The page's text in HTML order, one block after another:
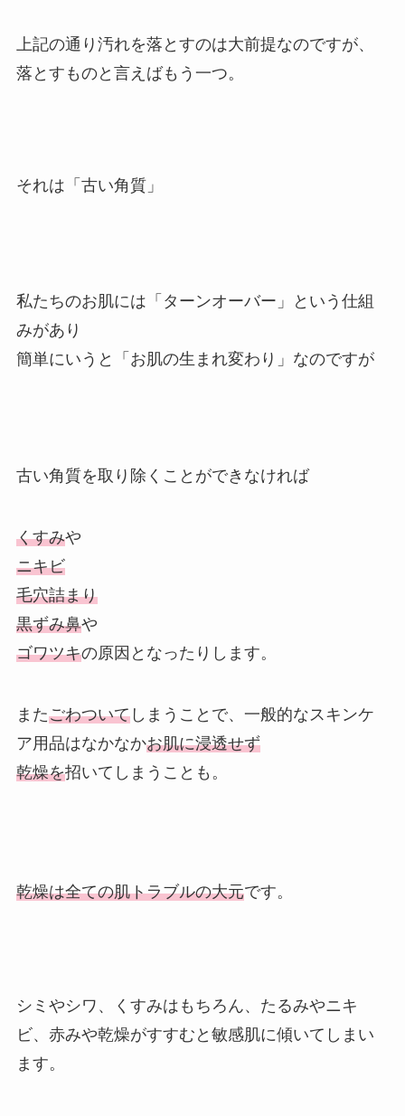
上記の通り汚れを落とすのは大前提なのですが、
落とすものと言えばもう一つ。
それは「古い角質」
私たちのお肌には「ターンオーバー」という仕組
みがあり
簡単にいうと「お肌の生まれ変わり」なのですが
古い角質を取り除くことができなければ
くすみや
ニキビ
毛穴詰まり
黒ずみ鼻や
ゴワツキの原因となったりします。
またごわついてしまうことで、一般的なスキンケ
ア用品はなかなかお肌に浸透せず
乾燥を招いてしまうことも。
乾燥は全ての肌トラブルの大元です。
シミやシワ、くすみはもちろん、たるみやニキ
ビ、赤みや乾燥がすすむと敏感肌に傾いてしまい
ます。